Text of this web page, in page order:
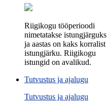
Riigikogu tööperioodi
nimetatakse istungjärguks
ja aastas on kaks korralist
istungjärku. Riigikogu
istungid on avalikud.
Tutvustus ja ajalugu
Tutvustus ja ajalugu